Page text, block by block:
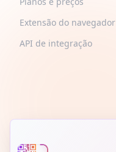
Extensão do navegador
API de integração